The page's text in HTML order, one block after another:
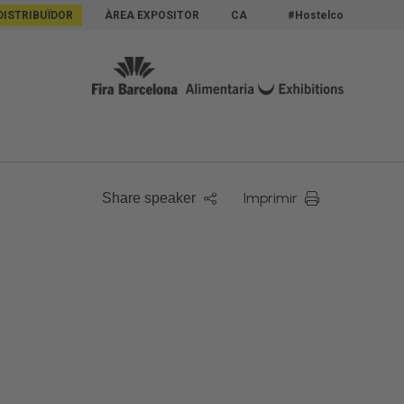
ÀREA EXPOSITOR CA #Hostelco
Share speaker Imprimir